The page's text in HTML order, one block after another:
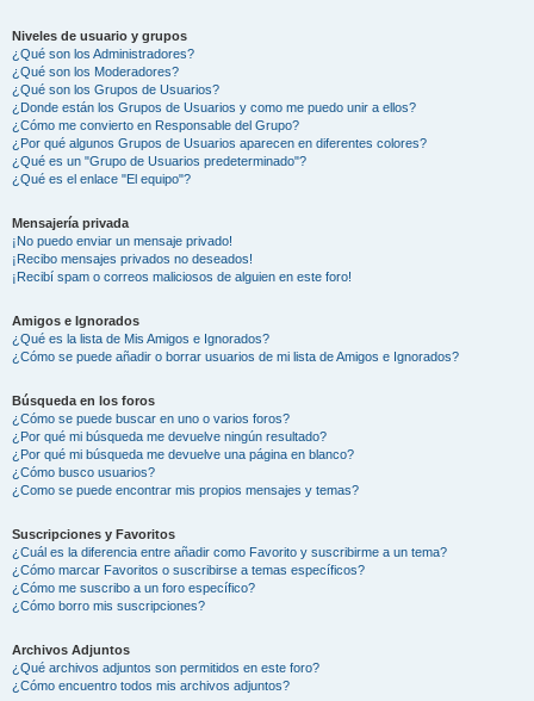
Niveles de usuario y grupos
¿Qué son los Administradores?
¿Qué son los Moderadores?
¿Qué son los Grupos de Usuarios?
¿Donde están los Grupos de Usuarios y como me puedo unir a ellos?
¿Cómo me convierto en Responsable del Grupo?
¿Por qué algunos Grupos de Usuarios aparecen en diferentes colores?
¿Qué es un "Grupo de Usuarios predeterminado"?
¿Qué es el enlace "El equipo"?
Mensajería privada
¡No puedo enviar un mensaje privado!
¡Recibo mensajes privados no deseados!
¡Recibí spam o correos maliciosos de alguien en este foro!
Amigos e Ignorados
¿Qué es la lista de Mis Amigos e Ignorados?
¿Cómo se puede añadir o borrar usuarios de mi lista de Amigos e Ignorados?
Búsqueda en los foros
¿Cómo se puede buscar en uno o varios foros?
¿Por qué mi búsqueda me devuelve ningún resultado?
¿Por qué mi búsqueda me devuelve una página en blanco?
¿Cómo busco usuarios?
¿Como se puede encontrar mis propios mensajes y temas?
Suscripciones y Favoritos
¿Cuál es la diferencia entre añadir como Favorito y suscribirme a un tema?
¿Cómo marcar Favoritos o suscribirse a temas específicos?
¿Cómo me suscribo a un foro específico?
¿Cómo borro mis suscripciones?
Archivos Adjuntos
¿Qué archivos adjuntos son permitidos en este foro?
¿Cómo encuentro todos mis archivos adjuntos?